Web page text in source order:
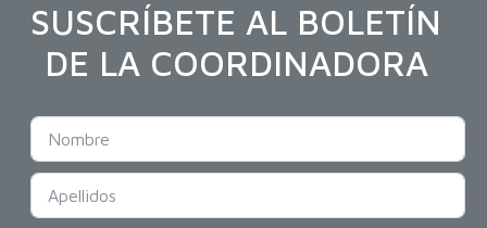
SUSCRÍBETE AL BOLETÍN
DE LA COORDINADORA